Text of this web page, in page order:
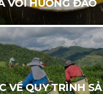
VỚI HƯƠNG ĐÀO
VỀ QUY TRÌNH